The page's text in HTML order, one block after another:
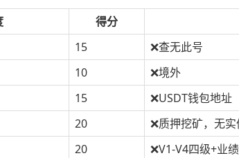
得分
15
❌查无此号
10
❌境外
15
❌USDT钱包地址
20
❌质押挖矿，无
20
❌V1-V4四级+业